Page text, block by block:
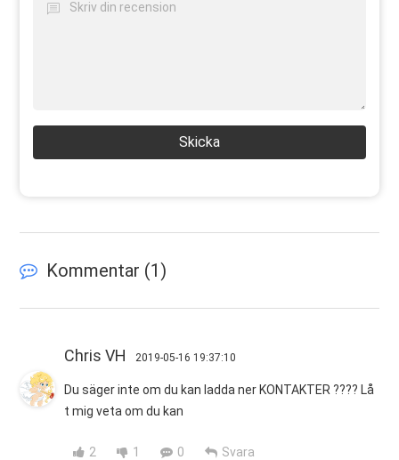
Skicka
Kommentar (1)
Chris VH 2019-05-16 19:37:10
Du säger inte om du kan ladda ner KONTAKTER ???? Lå
t mig veta om du kan
2 1 0 Svara